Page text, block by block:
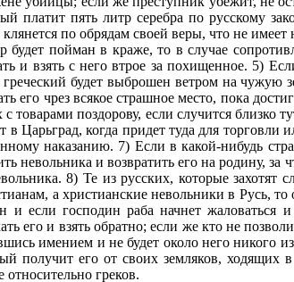
пять литр серебра по русскому
по обрядам своей веры, что не имеет
пойман в краже, то в случае
и взять с него втрое за похищенное. 5)
греческий будет выброшен ветром на чужую
чрез всякое страшное место, пока
поздорову, если случится близко
Царьград, когда придет туда для торговли
наказанию. 7) Если в какой-нибудь
невольника и возвратить его на родину,
8) Те из русских, которые захотят
а христианские невольники в Русь,
если господин раба начнет жаловаться и
его и взять обратно; если же кто не
имением и не будет около него никого
получит его от своих земляков, ходящих
греков.